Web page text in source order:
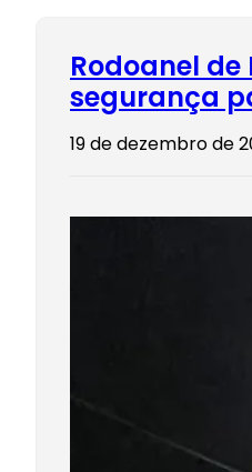
Rodoanel
segurança
19 de dezembro de